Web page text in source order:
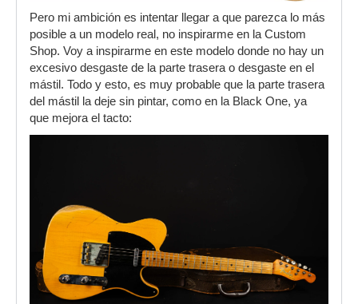
Pero mi ambición es intentar llegar a que parezca lo más
posible a un modelo real, no inspirarme en la Custom
Shop. Voy a inspirarme en este modelo donde no hay un
excesivo desgaste de la parte trasera o desgaste en el
mástil. Todo y esto, es muy probable que la parte trasera
del mástil la deje sin pintar, como en la Black One, ya
que mejora el tacto: